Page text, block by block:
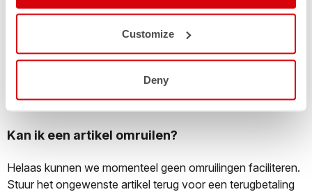
Customize
Deny
plaatsen van je bestelling.
e-mail ter bevestiging van de terugbetaling. Het kan een
paar dagen duren voordat de transactie zichtbaar is op je
bankrekening, afhankelijk van je bank.
Kan ik een artikel omruilen?
Helaas kunnen we momenteel geen omruilingen faciliteren.
Stuur het ongewenste artikel terug voor een terugbetaling